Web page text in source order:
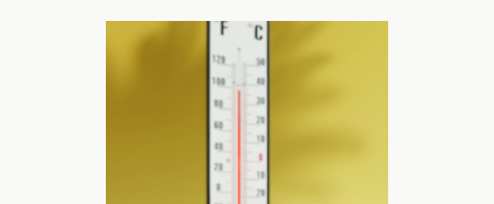
Aktion mit vielen ...